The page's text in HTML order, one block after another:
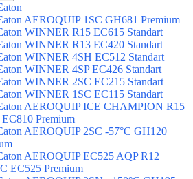
AEROQUIP 1SC GH681 Premium
WINNER R15 EC615 Standart
WINNER R13 EC420 Standart
WINNER 4SH EC512 Standart
WINNER 4SP EC426 Standart
WINNER 2SC EC215 Standart
WINNER 1SC EC115 Standart
AEROQUIP ICE CHAMPION R15
EC810 Premium
AEROQUIP 2SC -57°C GH120
AEROQUIP EC525 AQP R12
EC525 Premium